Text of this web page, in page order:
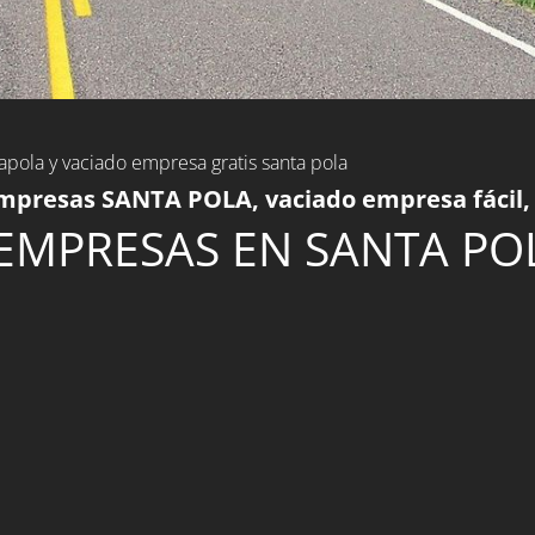
y vaciado empresa gratis santa pola
SANTA POLA, vaciado empresa
EN SANTA